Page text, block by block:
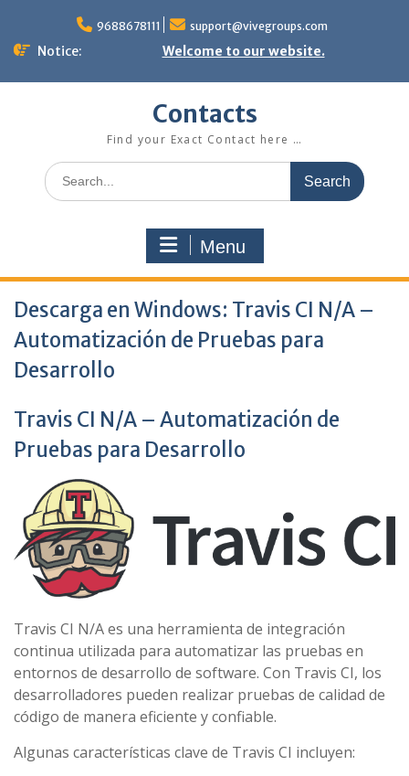
content
9688678111 support@vivegroups.com
Notice: Welcome to our website.
Contacts
Find your Exact Contact here …
Search
for:
Menu
Descarga en Windows: Travis CI N/A –
Automatización de Pruebas para
Desarrollo
Travis CI N/A – Automatización de
Pruebas para Desarrollo
Travis CI N/A es una herramienta de integración
continua utilizada para automatizar las pruebas en
entornos de desarrollo de software. Con Travis CI, los
desarrolladores pueden realizar pruebas de calidad de
código de manera eficiente y confiable.
Algunas características clave de Travis CI incluyen: